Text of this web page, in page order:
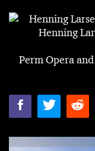
Perm Opera